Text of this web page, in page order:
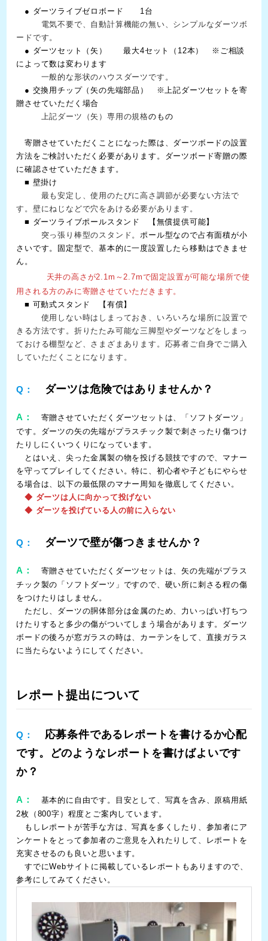
● ダーツライブゼロボード 1台
電気不要で、自動計算機能の無い、シンプルなダーツボ
ードです。
● ダーツセット（矢） 最大4セット（12本） ※ご相談
によって数は変わります
一般的な形状のハウスダーツです。
● 交換用チップ（矢の先端部品） ※上記ダーツセットを寄
贈させていただく場合
上記ダーツ（矢）専用の規格のもの
寄贈させていただくことになった際は、ダーツボードの設置
方法をご検討いただく必要があります。ダーツボード寄贈の際
に確認させていただきます。
■ 壁掛け
最も安定し、使用のたびに高さ調節が必要ない方法で
す。壁にねじなどで穴をあける必要があります。
■ ダーツライブポールスタンド 【無償提供可能】
突っ張り棒型のスタンド。 ポール型なので占有面積が小
さいです。固定型で、基本的に一度設置したら移動はできませ
ん。
天井の高さが2.1m～2.7mで固定設置が可能な場所で使
用される方のみに寄贈させていただきます。
■ 可動式スタンド 【有償】
使用しない時はしまっておき、いろいろな場所に設置で
きる方法です。折りたたみ可能な三脚型やダーツなどをしまっ
ておける棚型など、さまざまあります。応募者ご自身でご購入
していただくことになります。
Q： ダーツは危険ではありませんか？
A：
寄贈させていただくダーツセットは、「ソフトダーツ」
です。ダーツの矢の先端がプラスチック製で刺さったり傷つけ
たりしにくいつくりになっています。
とはいえ、尖った金属製の物を投げる競技ですので、マナー
を守ってプレイしてください。特に、初心者や子どもにやらせ
る場合は、以下の最低限のマナー周知を徹底してください。
◆ ダーツは人に向かって投げない
◆ ダーツを投げている人の前に入らない
Q： ダーツで壁が傷つきませんか？
A：
寄贈させていただくダーツセットは、矢の先端がプラス
チック製の「ソフトダーツ」ですので、硬い所に刺さる程の傷
をつけたりはしません。
ただし、ダーツの胴体部分は金属のため、力いっぱい打ちつ
けたりすると多少の傷がついてしまう場合があります。ダーツ
ボードの後ろが窓ガラスの時は、カーテンをして、直接ガラス
に当たらないようにしてください。
レポート提出について
Q：
応募条件であるレポートを書けるか心配
です。どのようなレポートを書けばよいです
か？
A：
基本的に自由です。目安として、写真を含み、原稿用紙
2枚（800字）程度とご案内しています。
もしレポートが苦手な方は、写真を多くしたり、参加者にア
ンケートをとって参加者のご意見を入れたりして、レポートを
充実させるのも良いと思います。
すでにWebサイトに掲載しているレポートもありますので、
参考にしてみてください。